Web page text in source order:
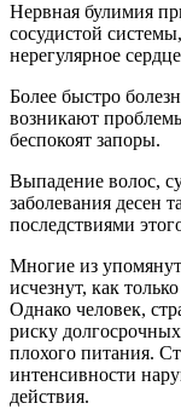
Нервная булимия
сосудистой
нерегулярное
Более быстро
возникают
беспокоят запоры.
Выпадение волос,
заболевания десен
последствиями
Многие из
исчезнут, как
Однако человек,
риску
плохого питания.
интенсивности
действия.